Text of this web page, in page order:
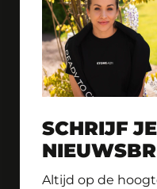
SCHRIJF
Altijd op de